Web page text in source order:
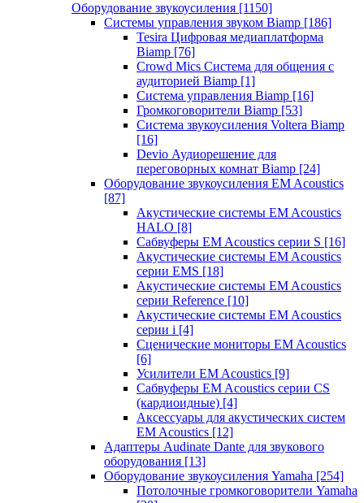
Оборудование звукоусиления [1150]
Системы управления звуком Biamp [186]
Tesira Цифровая медиаплатформа
Biamp [76]
Crowd Mics Система для общения с
аудиторией Biamp [1]
Система управления Biamp [16]
Громкоговорители Biamp [53]
Система звукоусиления Voltera Biamp
[16]
Devio Аудиорешение для
переговорных комнат Biamp [24]
Оборудование звукоусиления EM Acoustics
[87]
Акустические системы EM Acoustics
HALO [8]
Сабвуферы EM Acoustics серии S [16]
Акустические системы EM Acoustics
серии EMS [18]
Акустические системы EM Acoustics
серии Reference [10]
Акустические системы EM Acoustics
серии i [4]
Сценические мониторы EM Acoustics
[6]
Усилители EM Acoustics [9]
Сабвуферы EM Acoustics серии CS
(кардиоидные) [4]
Аксессуары для акустических систем
EM Acoustics [12]
Адаптеры Audinate Dante для звукового
оборудования [13]
Оборудование звукоусиления Yamaha [254]
Потолочные громкоговорители Yamaha